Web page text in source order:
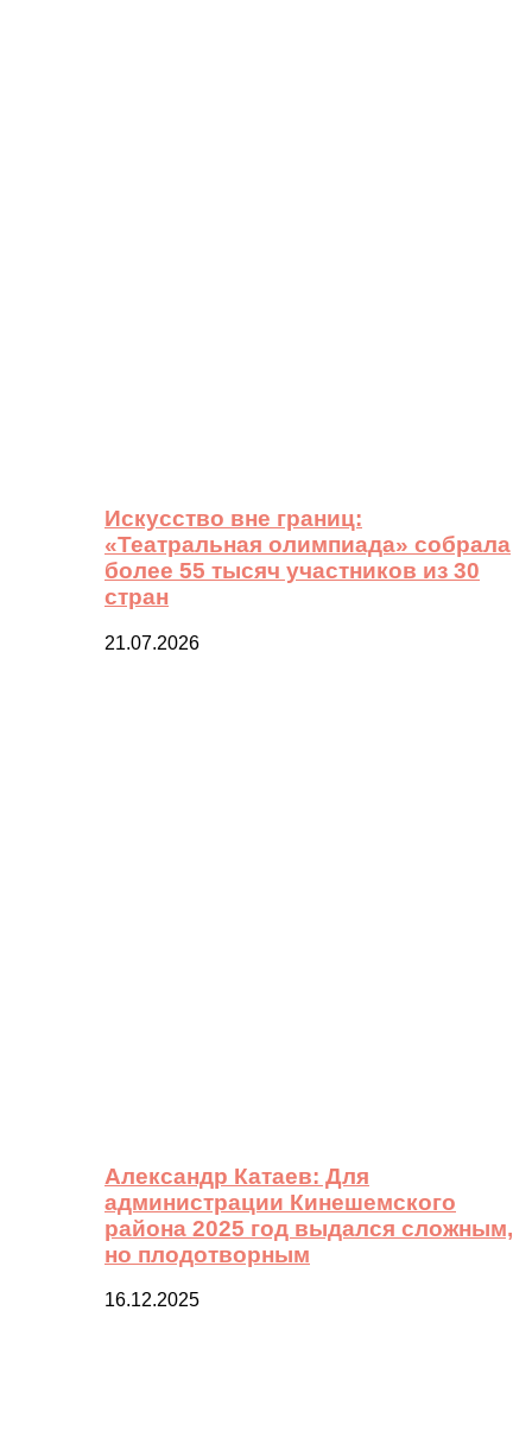
Искусство вне границ:
«Театральная олимпиада» собрала
более 55 тысяч участников из 30
стран
21.07.2026
Александр Катаев: Для
администрации Кинешемского
района 2025 год выдался сложным,
но плодотворным
16.12.2025